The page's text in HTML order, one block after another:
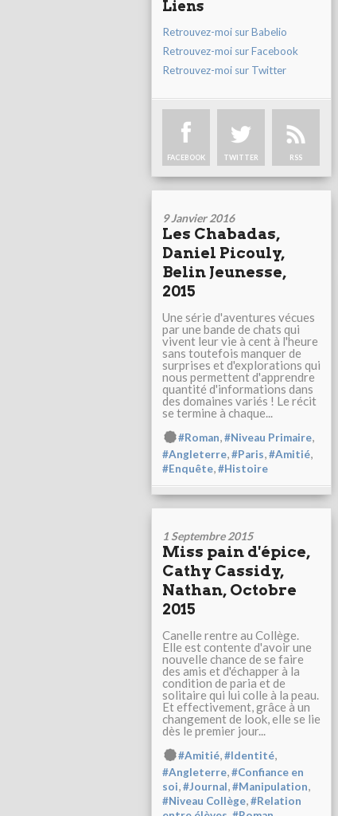
Liens
Retrouvez-moi sur Babelio
Retrouvez-moi sur Facebook
Retrouvez-moi sur Twitter
FACEBOOK TWITTER RSS
9 Janvier 2016
Les Chabadas,
Daniel Picouly,
Belin Jeunesse,
2015
Une série d'aventures vécues
par une bande de chats qui
vivent leur vie à cent à l'heure
sans toutefois manquer de
surprises et d'explorations qui
nous permettent d'apprendre
quantité d'informations dans
des domaines variés ! Le récit
se termine à chaque...
#Roman #Niveau Primaire
#Angleterre,#Paris,#Amitié,
#Enquête,#Histoire
1 Septembre 2015
Miss pain d'épice,
Cathy Cassidy,
Nathan, Octobre
2015
Canelle rentre au Collège.
Elle est contente d'avoir une
nouvelle chance de se faire
des amis et d'échapper à la
condition de paria et de
solitaire qui lui colle à la peau.
Et effectivement, grâce à un
changement de look, elle se lie
dès le premier jour...
#Amitié #Identité
#Angleterre,#Confiance en
soi,#Journal,#Manipulation,
#Niveau Collège,#Relation